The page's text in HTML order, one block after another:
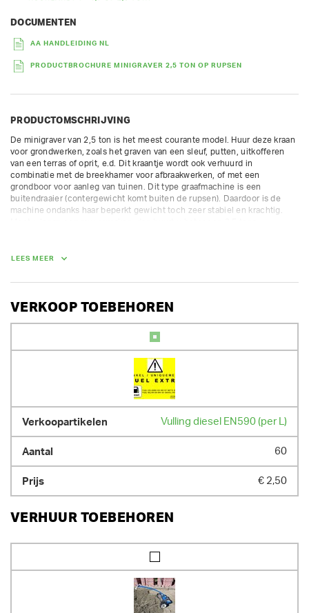
DOCUMENTEN
AA HANDLEIDING NL
PRODUCTBROCHURE MINIGRAVER 2,5 TON OP RUPSEN
PRODUCTOMSCHRIJVING
De minigraver van 2,5 ton is het meest courante model. Huur deze kraan
voor grondwerken, zoals het graven van een sleuf, putten, uitkofferen
van een terras of oprit, e.d. Dit kraantje wordt ook verhuurd in
combinatie met de breekhamer voor afbraakwerken, of met een
grondboor voor aanleg van tuinen. Dit type graafmachine is een
buitendraaier (contergewicht komt buiten de rupsen). Daardoor is de
machine ondanks haar beperkt gewicht toch zeer stabiel en krachtig.
Prijs incl graafbak naar keuze.  Spoorbreedte 140 cm.
max graafdiepte 2,49 m
Steeds inclusief gratis bakken naar keuze:
- inhoud brandstoftank: 45 l
uren worden verrekend aan 1/8ste dagtarief
AFMETINGEN (L X BR X H):
304 cm x 140 cm x 241 cm
LEES MEER
VERKOOP TOEBEHOREN
Vulling diesel EN590 (per L)
60
€ 2,50
VERHUUR TOEBEHOREN